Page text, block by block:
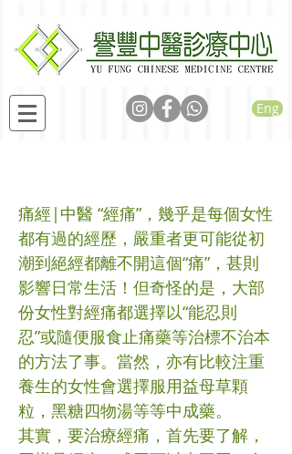
Eng
痛經|中醫 “經痛”，幾乎是每個女性
都有過的經歷，嚴重者更可能從初
潮到絕經都離不開這個“痛”，甚則
影響日常生活！但奇怪的是，大部
份女性對經痛都選擇以“能忍則
忍”或隨便服食止痛藥等治標不治本
的方法了事。當然，亦有比較注重
養生的女性會選擇服用益母草顆
粒，黑糖四物湯等等中成藥。
其實，要治療經痛，首先要了解，